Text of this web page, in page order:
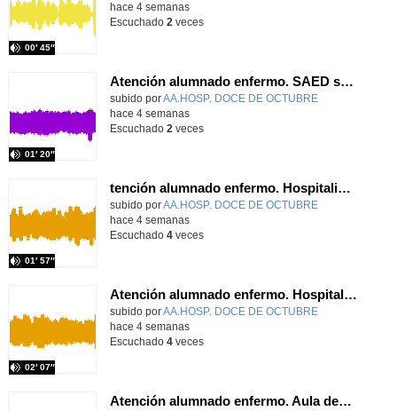
00′ 45″
hace 4 semanas
Escuchado 2 veces
Atención alumnado enfermo. SAED secundaria. Charo Villamariz Cid.
Contenido educativo.
subido porAA.HOSP. DOCE DE OCTUBRE
01′ 20″
-
hace 4 semanas
Escuchado 2 veces
tención alumnado enfermo. Hospitalización Psiquiátrica. María del Carmen Sanz Segura
Contenido educativo.
subido porAA.HOSP. DOCE DE OCTUBRE
01′ 57″
-
hace 4 semanas
Escuchado 4veces
Atención alumnado enfermo. Hospitalización Psiquiátrica. Miguel Ángel Baena Recio
Contenido educativo.
subido porAA.HOSP. DOCE DE OCTUBRE
02′ 07″
-
hace 4 semanas
Escuchado 4veces
Atención alumnado enfermo. Aula dentro del hospital. Laura Gómez-Pardo Gayete